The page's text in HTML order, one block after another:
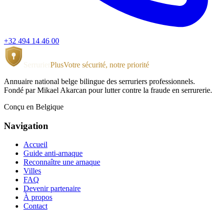
+32 494 14 46 00
Serrurier PlusVotre sécurité, notre priorité
Annuaire national belge bilingue des serruriers professionnels.
Fondé par Mikael Akarcan pour lutter contre la fraude en serrurerie.
Conçu en Belgique
Navigation
Accueil
Guide anti-arnaque
Reconnaître une arnaque
Villes
FAQ
Devenir partenaire
À propos
Contact